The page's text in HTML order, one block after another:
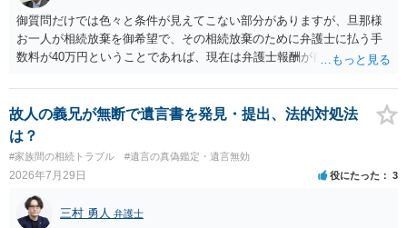
御質問だけでは色々と条件が見えてこない部分がありますが、旦那様
お一人が相続放棄を御希望で、その相続放棄のために弁護士に払う手
数料が40万円ということであれば、現在は弁護士報酬が自由化されて
です。 ただ、弁護士に払う手数料とは別に戸籍の用意に一定の実費が
かかることになりますので、その費用も支払うべきものとして頭に置
いておいてください。 話を元に戻して、弁護士に対する手数料です
が、旦那様の収入や財産にもよりますが、法テラスに御連絡なさって
弁護士との相談を予約して受任してもらうのが一番安上がりでしょ
う。数万円でやってくれるはずです。 ただ、法テラスは予約が取りづ
らい（希望者が多く予約できてもしばらく先になる）ようですので、
比較的短い熟慮期間のことを考えると、来週早々すぐにでも御連絡す
故人の義兄が無断で遺言書を発見・提出、法的対処法
は？
#家族間の相続トラブル #遺言の真偽鑑定・遺言無効
2026年7月29日 役にたった 3
三村 勇人 弁護士